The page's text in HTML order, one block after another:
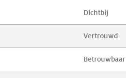
Dichtbij
Vertrouwd
Betrouwbaar